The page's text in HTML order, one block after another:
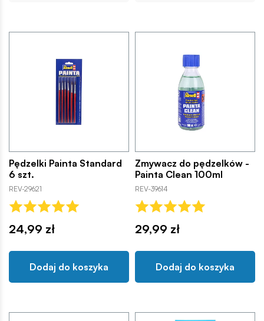
Pędzelki Painta Standard
6 szt.
REV-29621
24,99 zł
Dodaj do koszyka
Zmywacz do pędzelków -
Painta Clean 100ml
REV-39614
29,99 zł
Dodaj do koszyka